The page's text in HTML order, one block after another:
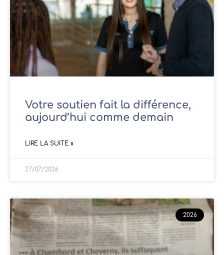
Votre soutien fait la différence,
aujourd’hui comme demain
LIRE LA SUITE »
27/07/2026
2026